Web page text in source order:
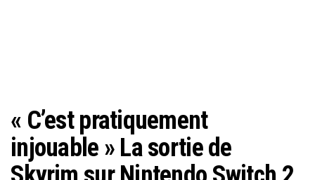
« C’est pratiquement
injouable » La sortie de